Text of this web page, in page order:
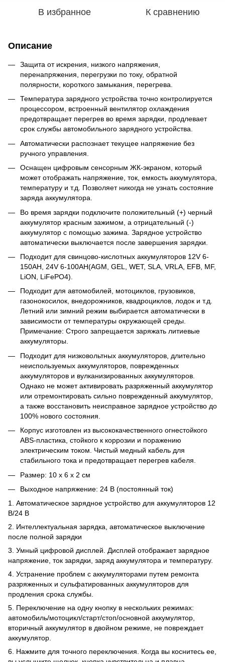
В избранное К сравнению
Описание
Защита от искрения, низкого напряжения,
перенапряжения, перегрузки по току, обратной
полярности, короткого замыкания, перегрева.
Температура зарядного устройства точно контролируется
процессором, встроенный вентилятор охлаждения
предотвращает перегрев во время зарядки, продлевает
срок службы автомобильного зарядного устройства.
Автоматически распознает текущее напряжение без
ручного управления.
Оснащен цифровым сенсорным ЖК-экраном, который
может отображать напряжение, ток, емкость аккумулятора,
температуру и т.д. Позволяет никогда не узнать состояние
заряда аккумулятора.
Во время зарядки подключите положительный (+) черный
аккумулятор красным зажимом, а отрицательный (-)
аккумулятор с помощью зажима. Зарядное устройство
автоматически выключается после завершения зарядки.
Подходит для свинцово-кислотных аккумуляторов 12V 6-
150AH, 24V 6-100AH(AGM, GEL, WET, SLA, VRLA, EFB, MF,
LiON, LiFePO4).
Подходит для автомобилей, мотоциклов, грузовиков,
газонокосилок, внедорожников, квадроциклов, лодок и т.д.
Летний или зимний режим выбирается автоматически в
зависимости от температуры окружающей среды.
Примечание: Строго запрещается заряжать литиевые
аккумуляторы.
Подходит для низковольтных аккумуляторов, длительно
неиспользуемых аккумуляторов, поврежденных
аккумуляторов и вулканизированных аккумуляторов.
Однако не может активировать разряженный аккумулятор
или отремонтировать сильно поврежденный аккумулятор,
а также восстановить неисправное зарядное устройство до
100% нового состояния.
Корпус изготовлен из высококачественного огнестойкого
ABS-пластика, стойкого к коррозии и поражению
электрическим током. Чистый медный кабель для
стабильного тока и предотвращает перегрев кабеля.
Размер: 10 x 6 x 2 см
Выходное напряжение: 24 В (постоянный ток)
1. Автоматическое зарядное устройство для аккумуляторов 12
В/24 В
2. Интеллектуальная зарядка, автоматическое выключение
после полной зарядки
3. Умный цифровой дисплей. Дисплей отображает зарядное
напряжение, ток зарядки, заряд аккумулятора и температуру.
4. Устранение проблем с аккумуляторами путем ремонта
разряженных и сульфатированных аккумуляторов для
продления срока службы.
5. Переключение на одну кнопку в нескольких режимах:
автомобиль/мотоцикл/старт/стоп/основной аккумулятор,
вторичный аккумулятор в двойном режиме, не повреждает
аккумулятор.
6. Нажмите для точного переключения. Когда вы коснитесь ее,